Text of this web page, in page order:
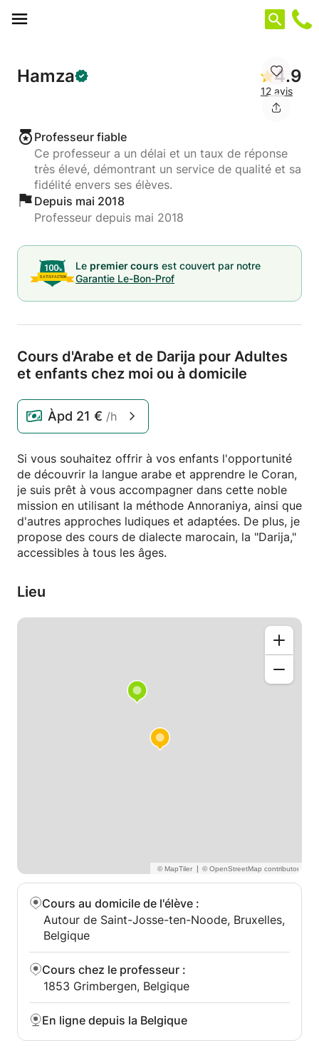
Hamza 4.9
12 avis
Professeur fiable
Ce professeur a un délai et un taux de réponse
très élevé, démontrant un service de qualité et sa
fidélité envers ses élèves.
Depuis mai 2018
Professeur depuis mai 2018
Le premier cours est couvert par notre
Garantie Le-Bon-Prof
Cours d'Arabe et de Darija pour Adultes
et enfants chez moi ou à domicile
Àpd 21 € /h
Si vous souhaitez offrir à vos enfants l'opportunité
de découvrir la langue arabe et apprendre le Coran,
je suis prêt à vous accompagner dans cette noble
mission en utilisant la méthode Annoraniya, ainsi que
d'autres approches ludiques et adaptées. De plus, je
propose des cours de dialecte marocain, la "Darija,"
accessibles à tous les âges.
Lieu
|
Cours au domicile de l'élève :
Autour de Saint-Josse-ten-Noode, Bruxelles,
Belgique
Cours chez le professeur :
1853 Grimbergen, Belgique
En ligne depuis la Belgique